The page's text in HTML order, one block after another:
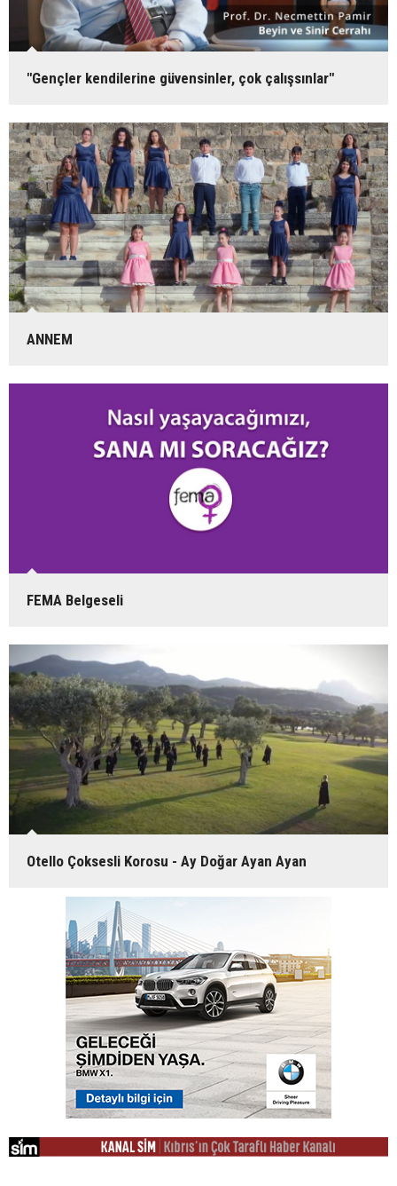
"Gençler kendilerine güvensinler, çok çalışsınlar"
ANNEM
FEMA Belgeseli
Otello Çoksesli Korosu - Ay Doğar Ayan Ayan